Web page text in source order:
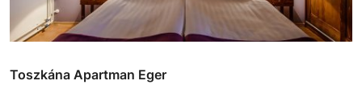
Toszkána Apartman Eger